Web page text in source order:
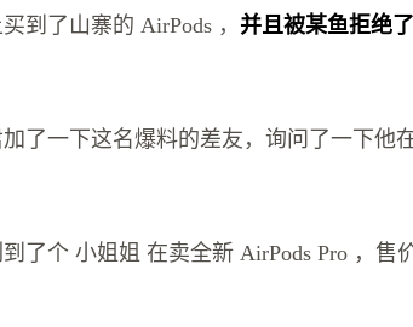
到了山寨的 AirPods ， 并且被某鱼拒绝
了一下这名爆料的差友，询问了一下他
了个 小姐姐 在卖全新 AirPods Pro ，售